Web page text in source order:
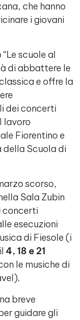
che hanno
i giovani
scuole al
di abbattere le
e offre la
dei concerti
lavoro
Fiorentino e
della Scuola di
scorso,
Sala Zubin
concerti
esecuzioni
di Fiesole (i
4, 18 e 21
le musiche di
breve
guidare gli